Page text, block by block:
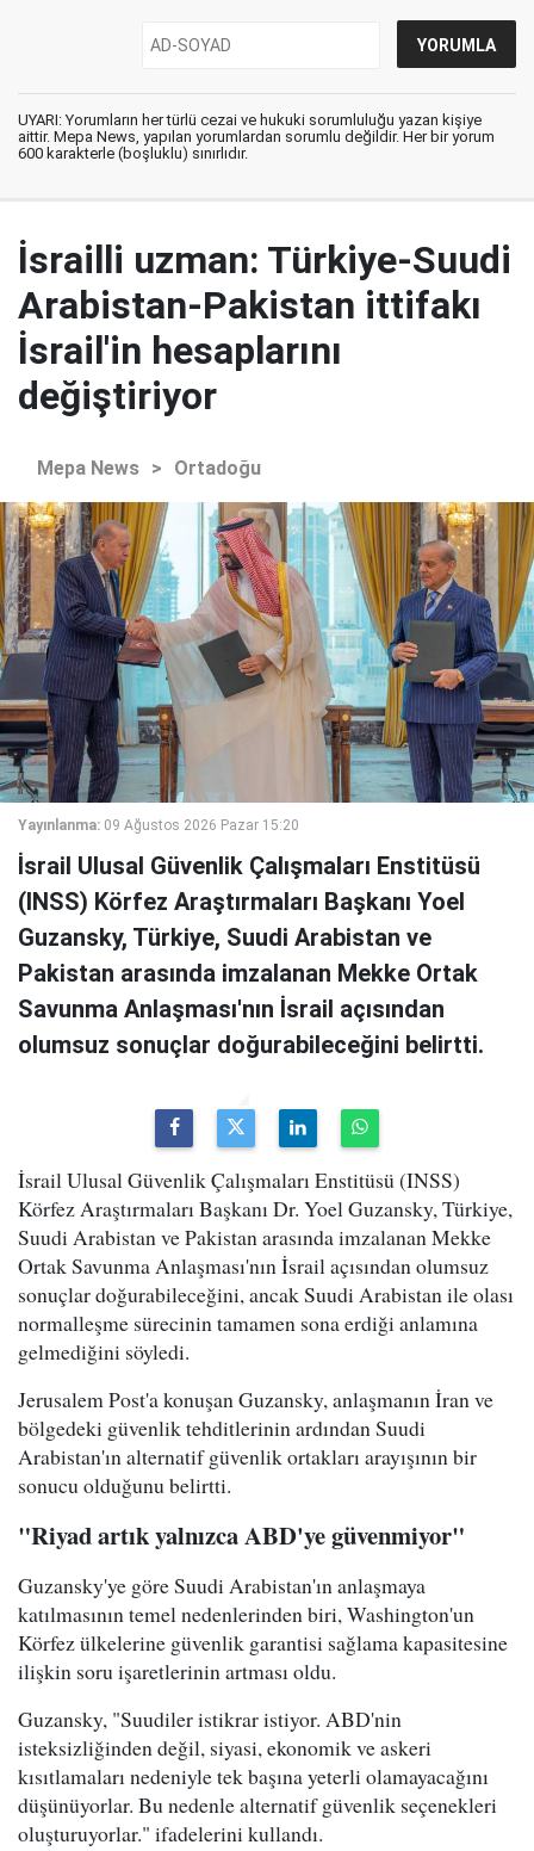
UYARI: Yorumların her türlü cezai ve hukuki sorumluluğu yazan kişiye
aittir. Mepa News, yapılan yorumlardan sorumlu değildir. Her bir yorum
600 karakterle (boşluklu) sınırlıdır.
İsrailli uzman: Türkiye-Suudi
Arabistan-Pakistan ittifakı
İsrail'in hesaplarını
değiştiriyor
Mepa News > Ortadoğu
Yayınlanma: 09 Ağustos 2026 Pazar 15:20
İsrail Ulusal Güvenlik Çalışmaları Enstitüsü
(INSS) Körfez Araştırmaları Başkanı Yoel
Guzansky, Türkiye, Suudi Arabistan ve
Pakistan arasında imzalanan Mekke Ortak
Savunma Anlaşması'nın İsrail açısından
olumsuz sonuçlar doğurabileceğini belirtti.
İsrail Ulusal Güvenlik Çalışmaları Enstitüsü (INSS)
Körfez Araştırmaları Başkanı Dr. Yoel Guzansky, Türkiye,
Suudi Arabistan ve Pakistan arasında imzalanan Mekke
Ortak Savunma Anlaşması'nın İsrail açısından olumsuz
sonuçlar doğurabileceğini, ancak Suudi Arabistan ile olası
normalleşme sürecinin tamamen sona erdiği anlamına
gelmediğini söyledi.
Jerusalem Post'a konuşan Guzansky, anlaşmanın İran ve
bölgedeki güvenlik tehditlerinin ardından Suudi
Arabistan'ın alternatif güvenlik ortakları arayışının bir
sonucu olduğunu belirtti.
"Riyad artık yalnızca ABD'ye güvenmiyor"
Guzansky'ye göre Suudi Arabistan'ın anlaşmaya
katılmasının temel nedenlerinden biri, Washington'un
Körfez ülkelerine güvenlik garantisi sağlama kapasitesine
ilişkin soru işaretlerinin artması oldu.
Guzansky, "Suudiler istikrar istiyor. ABD'nin
isteksizliğinden değil, siyasi, ekonomik ve askeri
kısıtlamaları nedeniyle tek başına yeterli olamayacağını
düşünüyorlar. Bu nedenle alternatif güvenlik seçenekleri
oluşturuyorlar." ifadelerini kullandı.